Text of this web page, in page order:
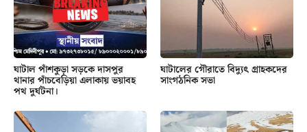
ঘাটাল পাঁশকুড়া সড়কে দাসপুর
থানার পাঁচবেড়িয়া এলাকায় ভয়াবহ
পথ দুর্ঘটনা।
ঘাটালের গৌরাতে বিদ্যুৎ গ্রাহকদের
সাংগঠনিক সভা